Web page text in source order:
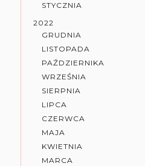
STYCZNIA
2022
GRUDNIA
LISTOPADA
PAŹDZIERNIKA
WRZEŚNIA
SIERPNIA
LIPCA
CZERWCA
MAJA
KWIETNIA
MARCA